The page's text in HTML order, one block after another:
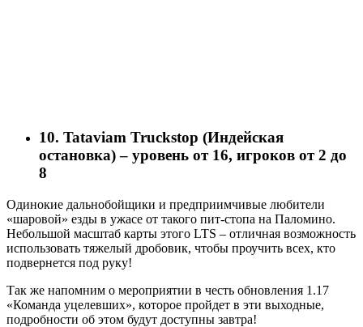
10. Tataviam Truckstop (Индейская
остановка) – уровень от 16, игроков от 2 до
8
Одинокие дальнобойщики и предприимчивые любители
«шаровой» езды в ужасе от такого пит-стопа на Паломино.
Небольшой масштаб карты этого LTS – отличная возможность
использовать тяжелый дробовик, чтобы проучить всех, кто
подвернется под руку!
Так же напомним о мероприятии в честь обновления 1.17
«Команда уцелевших», которое пройдет в эти выходные,
подробности об этом будут доступны завтра!